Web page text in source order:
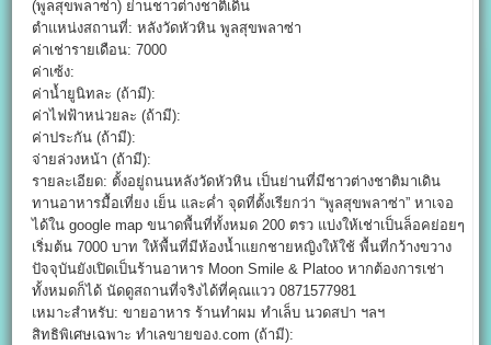
(พูลสุขพลาซ่า) ย่านชาวต่างชาติเดิน
ตำแหน่งสถานที่: หลังวัดหัวหิน พูลสุขพลาซ่า
ค่าเช่ารายเดือน: 7000
ค่าเซ้ง:
ค่าน้ำยูนิทละ (ถ้ามี):
ค่าไฟฟ้าหน่วยละ (ถ้ามี):
ค่าประกัน (ถ้ามี):
จ่ายล่วงหน้า (ถ้ามี):
รายละเอียด: ตั้งอยู่ถนนหลังวัดหัวหิน เป็นย่านที่มีชาวต่างชาติมาเดิน
ทานอาหารมื้อเที่ยง เย็น และค่ำ จุดที่ตั้งเรียกว่า “พูลสุขพลาซ่า” หาเจอ
ได้ใน google map ขนาดพื้นที่ทั้งหมด 200 ตรว แบ่งให้เช่าเป็นล็อคย่อยๆ
เริ่มต้น 7000 บาท ให้พื้นที่มีห้องน้ำแยกชายหญิงให้ใช้ พื้นที่กว้างขวาง
ปัจจุบันยังเปิดเป็นร้านอาหาร Moon Smile & Platoo หากต้องการเช่า
ทั้งหมดก็ได้ นัดดูสถานที่จริงได้ที่คุณแวว 0871577981
เหมาะสำหรับ: ขายอาหาร ร้านทำผม ทำเล็บ นวดสปา ฯลฯ
สิทธิพิเศษเฉพาะ ทำเลขายของ.com (ถ้ามี):